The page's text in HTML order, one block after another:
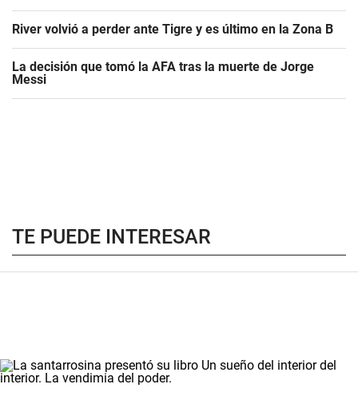
River volvió a perder ante Tigre y es último en la Zona B
La decisión que tomó la AFA tras la muerte de Jorge
Messi
TE PUEDE INTERESAR